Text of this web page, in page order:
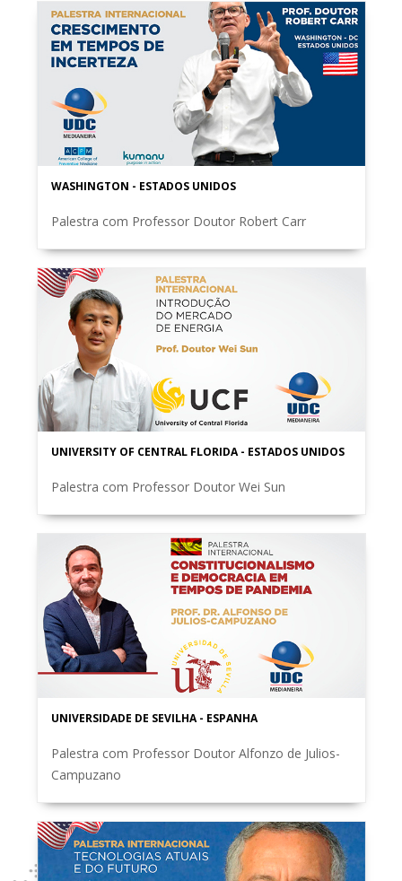
WASHINGTON - ESTADOS UNIDOS
Palestra com Professor Doutor Robert Carr
UNIVERSITY OF CENTRAL FLORIDA - ESTADOS UNIDOS
Palestra com Professor Doutor Wei Sun
UNIVERSIDADE DE SEVILHA - ESPANHA
Palestra com Professor Doutor Alfonzo de Julios-
Campuzano